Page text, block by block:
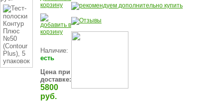
Наличие:
есть
Цена при
доставке:
5800
руб.